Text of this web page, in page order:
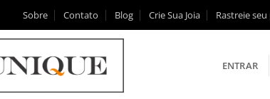
Sobre Contato Blog Crie Sua Joia Rastreie
ENTRAR